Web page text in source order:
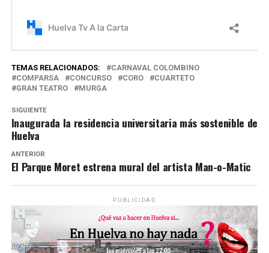
TEMAS RELACIONADOS:
CARNAVAL COLOMBINO
COMPARSA
CONCURSO CORO
CUARTETO
GRAN TEATRO
MURGA
SIGUIENTE
Inaugurada la residencia universitaria más sostenible de
Huelva
ANTERIOR
El Parque Moret estrena mural del artista Man-o-Matic
PUBLICIDAD